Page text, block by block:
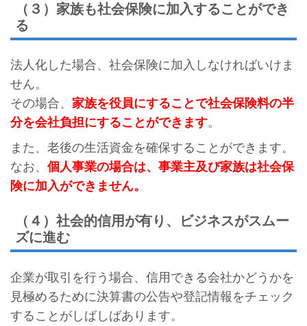
（３）家族も社会保険に加入することができ
る
法人化した場合、社会保険に加入しなければいけま
せん。
その場合、 家族を役員にすることで社会保険料の半
分を会社負担にすることができます。
また、老後の生活資金を確保することができます。
なお、 個人事業の場合は、事業主及び家族は社会保
険に加入ができません。
（４）社会的信用が有り、ビジネスがスムー
ズに進む
企業が取引を行う場合、信用できる会社かどうかを
見極めるために決算書の公告や登記情報をチェック
することがしばしばあります。